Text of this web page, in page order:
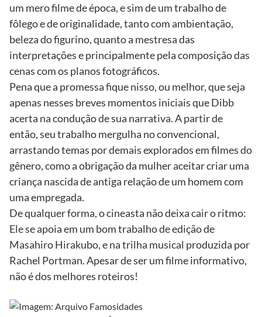
um mero filme de época, e sim de um trabalho de
fôlego e de originalidade, tanto com ambientação,
beleza do figurino, quanto a mestresa das
interpretações e principalmente pela composição das
cenas com os planos fotográficos.
Pena que a promessa fique nisso, ou melhor, que seja
apenas nesses breves momentos iniciais que Dibb
acerta na condução de sua narrativa. A partir de
então, seu trabalho mergulha no convencional,
arrastando temas por demais explorados em filmes do
gênero, como a obrigação da mulher aceitar criar uma
criança nascida de antiga relação de um homem com
uma empregada.
De qualquer forma, o cineasta não deixa cair o ritmo:
Ele se apoia em um bom trabalho de edição de
Masahiro Hirakubo, e na trilha musical produzida por
Rachel Portman. Apesar de ser um filme informativo,
não é dos melhores roteiros!